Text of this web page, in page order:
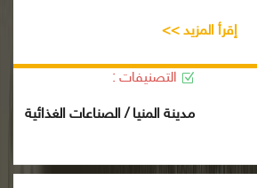
إقرأ المزيد >>
التصنيفات :
مدينة المنيا / الصناعات الغذائية